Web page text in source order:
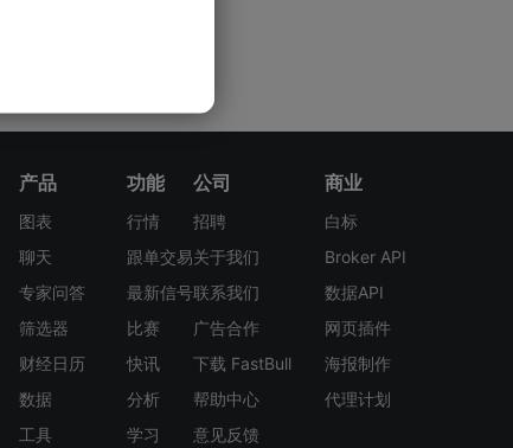
产品
图表
聊天
专家问答
筛选器
财经日历
数据
工具
功能
行情
跟单交易
最新信号
比赛
快讯
分析
学习
公司
招聘
关于我们
联系我们
广告合作
下载 FastBull
帮助中心
意见反馈
商业
白标
Broker API
数据API
网页插件
海报制作
代理计划